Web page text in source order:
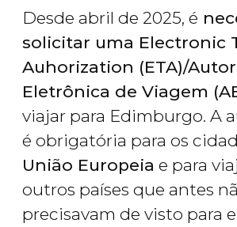
Desde abril de 2025, é
solicitar uma Electronic
Auhorization (ETA)/
Eletrônica de Viagem
viajar para Edimburgo. A
é obrigatória para os
União Europeia e para
outros países que antes
precisavam de visto para